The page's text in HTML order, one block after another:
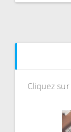
Cliquez